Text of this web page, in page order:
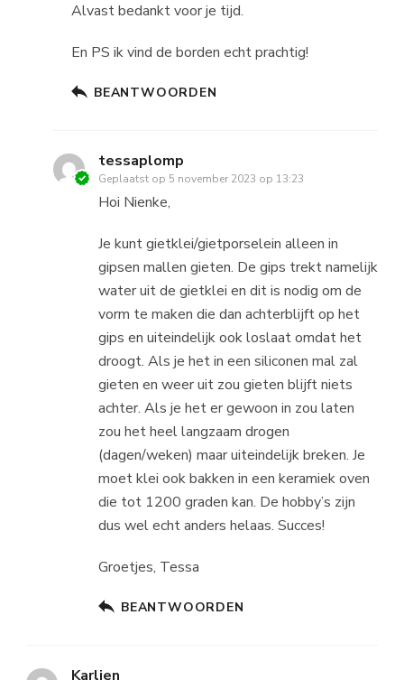
Alvast bedankt voor je tijd.
En PS ik vind de borden echt prachtig!
BEANTWOORDEN
tessaplomp
Geplaatst op 5 november 2023 op 13:23
Hoi Nienke,
Je kunt gietklei/gietporselein alleen in
gipsen mallen gieten. De gips trekt namelijk
water uit de gietklei en dit is nodig om de
vorm te maken die dan achterblijft op het
gips en uiteindelijk ook loslaat omdat het
droogt. Als je het in een siliconen mal zal
gieten en weer uit zou gieten blijft niets
achter. Als je het er gewoon in zou laten
zou het heel langzaam drogen
(dagen/weken) maar uiteindelijk breken. Je
moet klei ook bakken in een keramiek oven
die tot 1200 graden kan. De hobby’s zijn
dus wel echt anders helaas. Succes!
Groetjes, Tessa
BEANTWOORDEN
Karlien